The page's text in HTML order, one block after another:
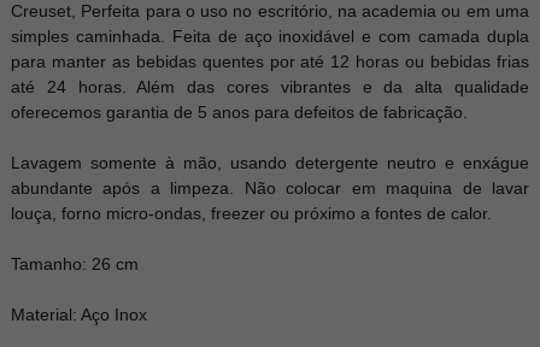
Creuset, Perfeita para o uso no escritório, na academia ou em uma
simples caminhada. Feita de aço inoxidável e com camada dupla
para manter as bebidas quentes por até 12 horas ou bebidas frias
até 24 horas. Além das cores vibrantes e da alta qualidade
oferecemos garantia de 5 anos para defeitos de fabricação.
Lavagem somente à mão, usando detergente neutro e enxágue
abundante após a limpeza. Não colocar em maquina de lavar
louça, forno micro-ondas, freezer ou próximo a fontes de calor.
Tamanho: 26 cm
Material: Aço Inox